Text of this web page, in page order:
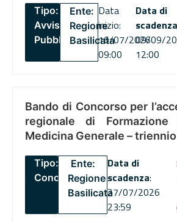
Tipo:
Avviso
Pubblico
Ente:
Regione
Basilicata
Data
inizio:
16/07/2026
09:00
Data di
scadenza
09/09/
12:00
Bando di Concorso per
regionale di
Medicina Generale –
Tipo:
Concorsi
Ente:
Regione
Basilicata
Data di
scadenza:
27/07/2026
23:59